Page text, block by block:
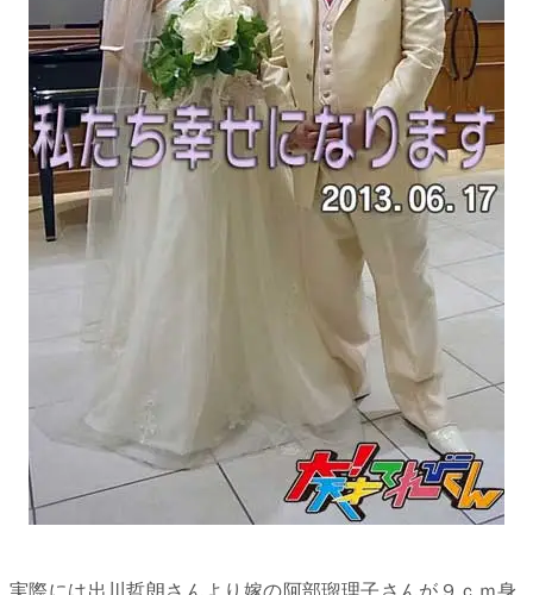
実際には出川哲朗さんより嫁の阿部瑠理子さんが９ｃｍ身